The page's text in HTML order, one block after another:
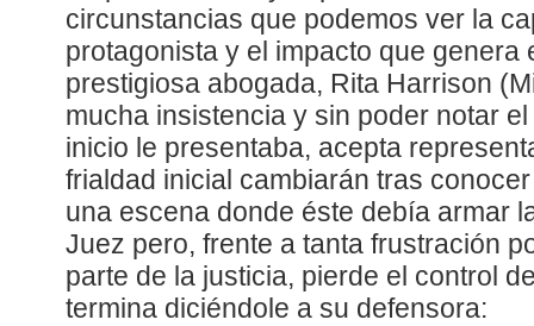
circunstancias que podemos ver la
protagonista y el impacto que genera
prestigiosa abogada, Rita Harrison
mucha insistencia y sin poder notar
inicio le presentaba, acepta
frialdad inicial cambiarán tras
una escena donde éste debía armar
Juez pero, frente a tanta frustración
parte de la justicia, pierde el control
termina diciéndole a su defensora: